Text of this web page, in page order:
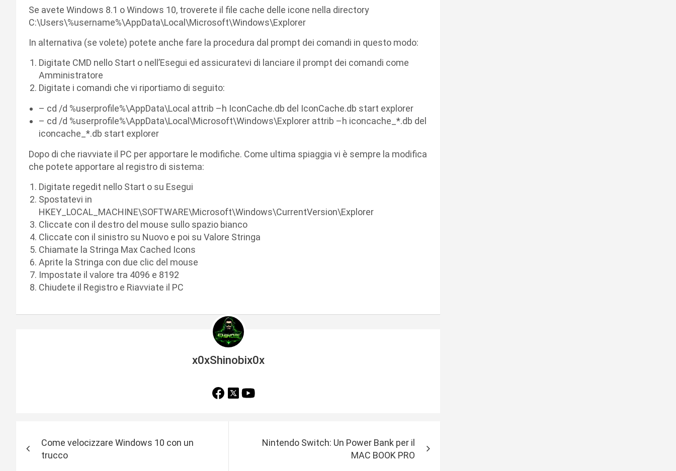
Se avete Windows 8.1 o Windows 10, troverete il file cache delle icone nella directory
C:\Users\%username%\AppData\Local\Microsoft\Windows\Explorer
In alternativa (se volete) potete anche fare la procedura dal prompt dei comandi in questo modo:
Digitate CMD nello Start o nell’Esegui ed assicuratevi di lanciare il prompt dei comandi come
Amministratore
Digitate i comandi che vi riportiamo di seguito:
– cd /d %userprofile%\AppData\Local attrib –h IconCache.db del IconCache.db start explorer
– cd /d %userprofile%\AppData\Local\Microsoft\Windows\Explorer attrib –h iconcache_*.db del
iconcache_*.db start explorer
Dopo di che riavviate il PC per apportare le modifiche. Come ultima spiaggia vi è sempre la modifica
che potete apportare al registro di sistema:
Digitate regedit nello Start o su Esegui
Spostatevi in
HKEY_LOCAL_MACHINE\SOFTWARE\Microsoft\Windows\CurrentVersion\Explorer
Cliccate con il destro del mouse sullo spazio bianco
Cliccate con il sinistro su Nuovo e poi su Valore Stringa
Chiamate la Stringa Max Cached Icons
Aprite la Stringa con due clic del mouse
Impostate il valore tra 4096 e 8192
Chiudete il Registro e Riavviate il PC
x0xShinobix0x
Come velocizzare Windows 10 con un
trucco
Nintendo Switch: Un Power Bank per il
MAC BOOK PRO